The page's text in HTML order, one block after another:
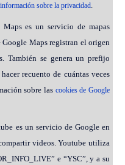
sobre la privacidad.
es un servicio de mapas
Maps registran el origen
También se genera un prefijo
recuento de cuántas veces
sobre las cookies de Google
es un servicio de Google en
videos. Youtube utiliza
e “YSC”, y a su